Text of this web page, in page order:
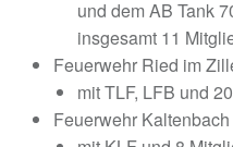
und dem AB Tank
insgesamt 11
Feuerwehr Ried im
mit TLF, LFB und
Feuerwehr Kaltenbach